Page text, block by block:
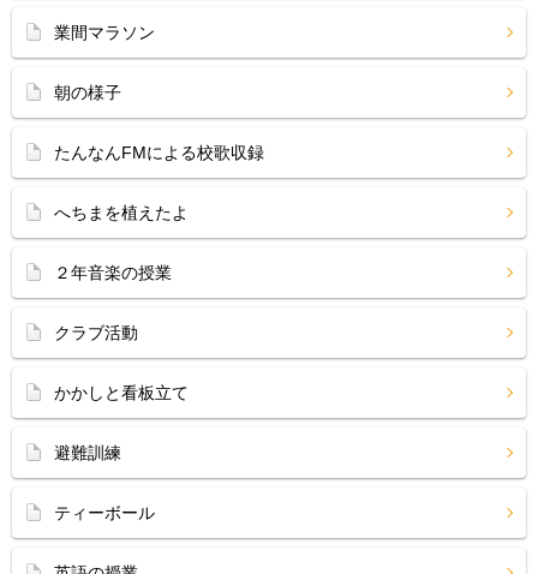
業間マラソン
朝の様子
たんなんFMによる校歌収録
へちまを植えたよ
２年音楽の授業
クラブ活動
かかしと看板立て
避難訓練
ティーボール